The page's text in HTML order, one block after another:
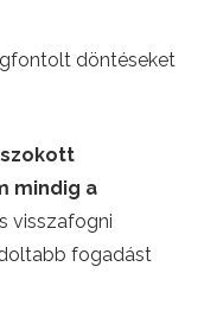
döntéseket
mindig a
visszafogni
fogadást